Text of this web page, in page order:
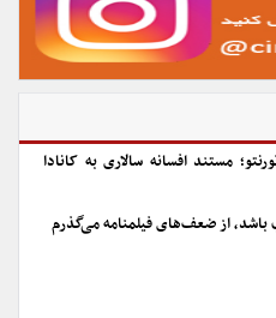
مستند افسانه سالاری به کانادا
از ضعف‌های فیلمنامه می‌گذرم